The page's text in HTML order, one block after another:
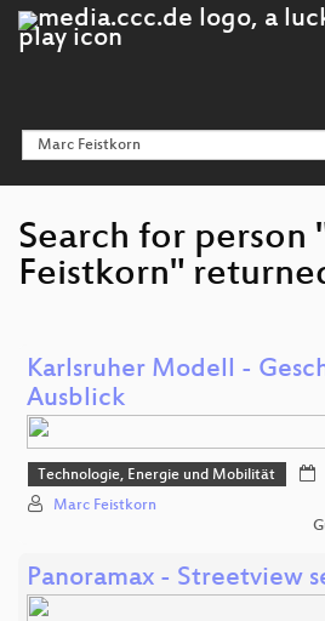
Search for person
Feistkorn"
Karlsruher Modell -
Ausblick
Technologie, Energie und Mobilität
Marc Feistkorn
Panoramax - Streetview